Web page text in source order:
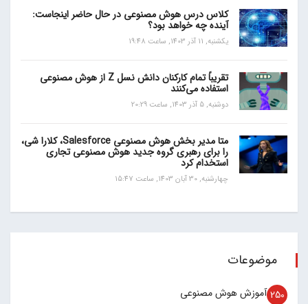
کلاس درس هوش مصنوعی در حال حاضر اینجاست:
آینده چه خواهد بود؟
یکشنبه, 11 آذر 1403, ساعت 19:48
تقریباً تمام کارکنان دانش نسل Z از هوش مصنوعی
استفاده می‌کنند
دوشنبه, 5 آذر 1403, ساعت 20:29
متا مدیر بخش هوش مصنوعی Salesforce، کلارا شی،
را برای رهبری گروه جدید هوش مصنوعی تجاری
استخدام کرد
چهارشنبه, 30 آبان 1403, ساعت 15:47
موضوعات
آموزش هوش مصنوعی 250